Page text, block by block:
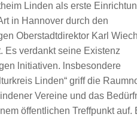
Linden als erste
in Hannover durch den
Oberstadtdirektor Karl
Es verdankt seine Existenz
lnitiativen. lnsbesondere
Linden“ griff die
Vereine und das
öffentlichen Treffpunkt auf.